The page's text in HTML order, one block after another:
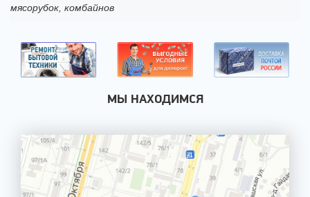
мясорубок, комбайнов
МЫ НАХОДИМСЯ